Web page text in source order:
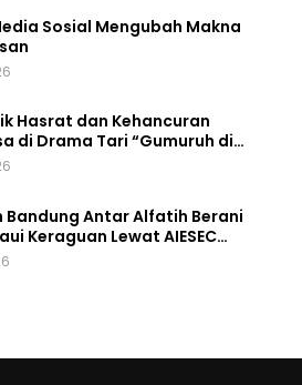
Sosial Mengubah Makna
Hasrat dan Kehancuran
di Drama Tari “Gumuruh di…
Bandung Antar Alfatih Berani
Keraguan Lewat AIESEC…